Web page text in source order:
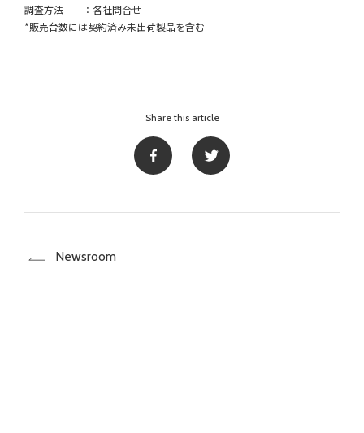
調査方法 ：各社問合せ
*販売台数には契約済み未出荷製品を含む
Share this article
Newsroom